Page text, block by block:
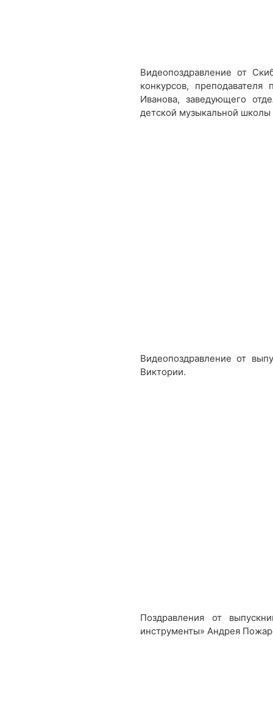
Видеопоздравление от
конкурсов,
Иванова, заведующего
детской музыкальной
Видеопоздравление от
Виктории.
Поздравления от
инструменты» Андрея